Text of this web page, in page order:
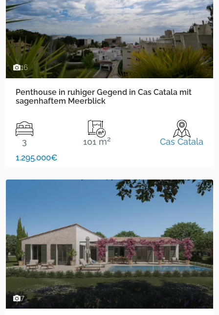
16
Penthouse in ruhiger Gegend in Cas Catala mit
sagenhaftem Meerblick
3 101 m2 Cas Catala
1.295.000€
7